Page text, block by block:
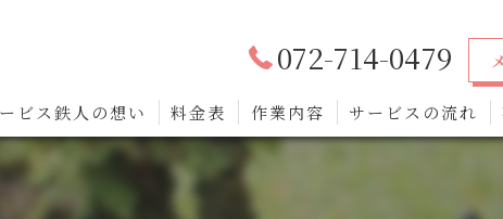
072-714-0479
ビス鉄人の想い 料金表 作業内容 サービスの流れ